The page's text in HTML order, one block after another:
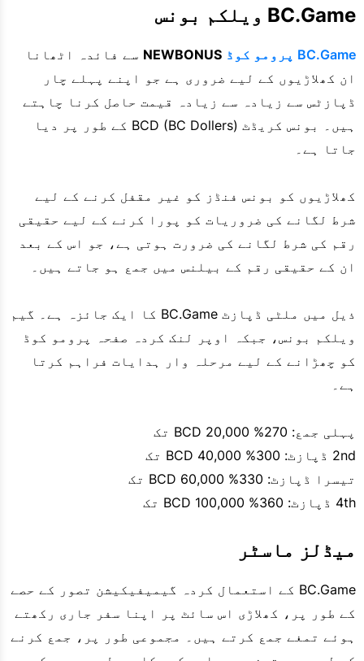
BC.Game ویلکم بونس
BC.Game پرومو کوڈ NEWBONUS سے فائدہ اٹھانا
ان کھلاڑیوں کے لیے ضروری ہے جو اپنے پہلے چار
ڈپازٹس سے زیادہ سے زیادہ قیمت حاصل کرنا چاہتے
ہیں۔ بونس کریڈٹ BCD (BC Dollers) کے طور پر دیا
جاتا ہے۔
کھلاڑیوں کو بونس فنڈز کو غیر مقفل کرنے کے لیے
شرط لگانے کی ضروریات کو پورا کرنے کے لیے حقیقی
رقم کی شرط لگانے کی ضرورت ہوتی ہے، جو اس کے بعد
ان کے حقیقی رقم کے بیلنس میں جمع ہو جاتے ہیں۔
ذیل میں ملٹی ڈپازٹ BC.Game کا ایک جائزہ ہے۔ گیم
ویلکم بونس، جبکہ اوپر لنک کردہ صفحہ پرومو کوڈ
کو چھڑانے کے لیے مرحلہ وار ہدایات فراہم کرتا
ہے۔
پہلی جمع: 270% 20,000 BCD تک
2nd ڈپازٹ: 300% 40,000 BCD تک
تیسرا ڈپازٹ: 330% 60,000 BCD تک
4th ڈپازٹ: 360% 100,000 BCD تک
میڈلز ماسٹر
BC.Game کے استعمال کردہ گیمیفیکیشن تصور کے حصے
کے طور پر، کھلاڑی اس سائٹ پر اپنا سفر جاری رکھتے
ہوئے تمغے جمع کرتے ہیں۔ مجموعی طور پر، جمع کرنے